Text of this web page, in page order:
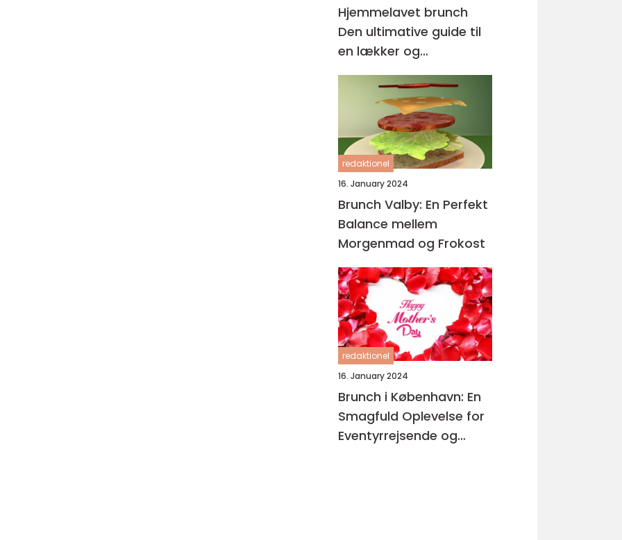
Hjemmelavet brunch
Den ultimative guide til
en lækker og
tilfredsstillende
morgenmadsoplevelse
redaktionel
16. January 2024
Brunch Valby: En Perfekt
Balance mellem
Morgenmad og Frokost
redaktionel
16. January 2024
Brunch i København: En
Smagfuld Oplevelse for
Eventyrrejsende og